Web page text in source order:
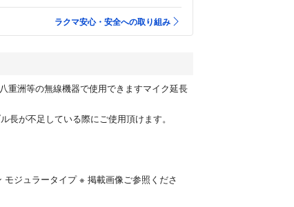
ラクマ安心・安全への取り組み
重洲等の無線機器で使用できますマイク延長
長が不足している際にご使用頂けます。
モジュラータイプ ※ 掲載画像ご参照くださ